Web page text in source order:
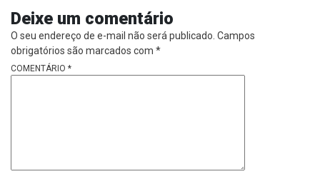
Deixe um comentário
O seu endereço de e-mail não será publicado. Campos
obrigatórios são marcados com *
COMENTÁRIO *